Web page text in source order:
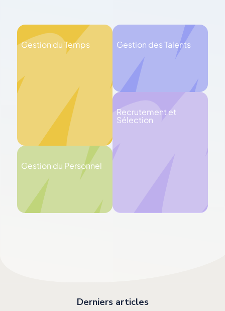
Gestion du Temps
Gestion du Personnel
Recrutement et
Sélection
Gestion des Talents
Derniers articles